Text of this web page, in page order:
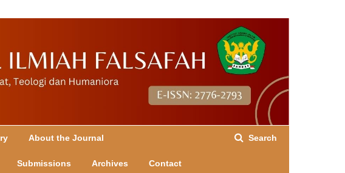
About the Journal
Submissions Archives Contact
Search